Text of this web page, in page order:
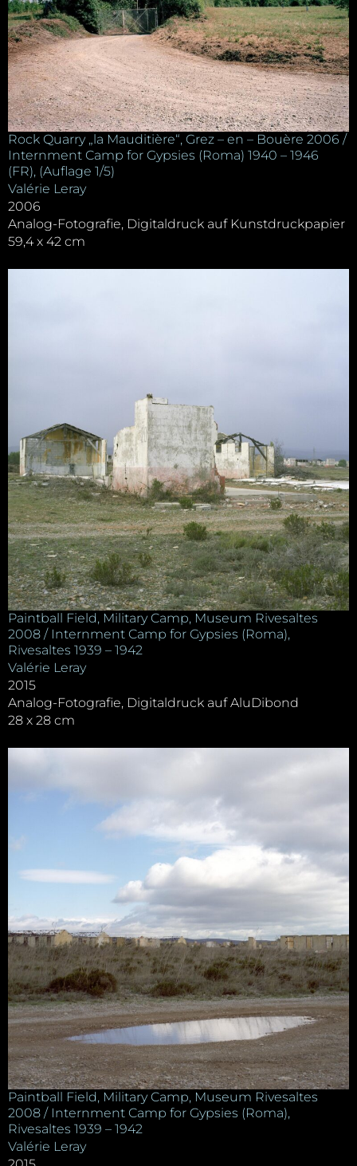
Rock Quarry „la Mauditière“, Grez – en – Bouère 2006 /
Internment Camp for Gypsies (Roma) 1940 – 1946
(FR), (Auflage 1/5)
Valérie Leray
2006
Analog-Fotografie, Digitaldruck auf Kunstdruckpapier
59,4 x 42 cm
Paintball Field, Military Camp, Museum Rivesaltes
2008 / Internment Camp for Gypsies (Roma),
Rivesaltes 1939 – 1942
Valérie Leray
2015
Analog-Fotografie, Digitaldruck auf AluDibond
28 x 28 cm
Paintball Field, Military Camp, Museum Rivesaltes
2008 / Internment Camp for Gypsies (Roma),
Rivesaltes 1939 – 1942
Valérie Leray